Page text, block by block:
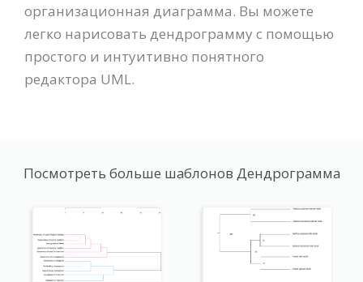
организационная диаграмма. Вы можете
легко нарисовать дендрограмму с помощью
простого и интуитивно понятного
редактора UML.
Посмотреть больше шаблонов Дендрограмма